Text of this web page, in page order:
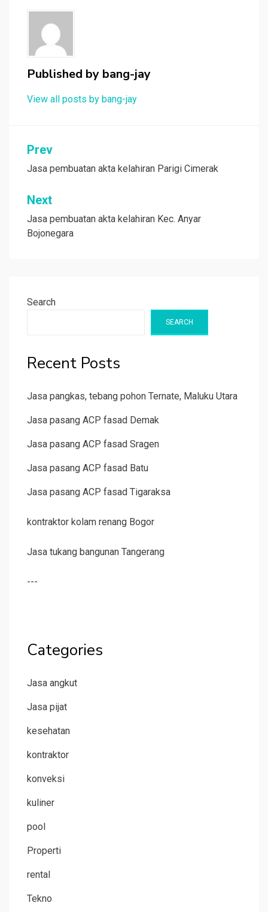
Published by bang-jay
View all posts by bang-jay
Post
navigation
Prev
Jasa pembuatan akta kelahiran Parigi Cimerak
Next
Jasa pembuatan akta kelahiran Kec. Anyar
Bojonegara
Search
SEARCH
Recent Posts
Jasa pangkas, tebang pohon Ternate, Maluku Utara
Jasa pasang ACP fasad Demak
Jasa pasang ACP fasad Sragen
Jasa pasang ACP fasad Batu
Jasa pasang ACP fasad Tigaraksa
kontraktor kolam renang Bogor
Jasa tukang bangunan Tangerang
---
Categories
Jasa angkut
Jasa pijat
kesehatan
kontraktor
konveksi
kuliner
pool
Properti
rental
Tekno